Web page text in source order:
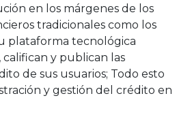
en los márgenes de los
tradicionales como los
plataforma tecnológica
y publican las
de sus usuarios; Todo esto
y gestión del crédito en